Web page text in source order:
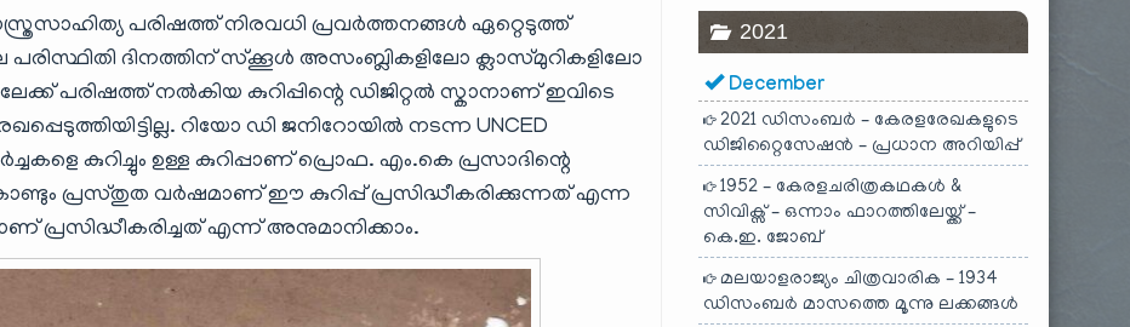
പരിഷത്ത് നിരവധി പ്രവർത്തനങ്ങൾ ഏറ്റെടുത്ത്
പരിസ്ഥിതി ദിനത്തിന് സ്ക്കൂൾ അസംബ്ലികളിലോ ക്ലാസ്മുറികളിലോ
പരിഷത്ത് നൽകിയ കുറിപ്പിന്റെ ഡിജിറ്റൽ സ്കാനാണ് ഇവിടെ
.റിയോ ഡി ജനിറോയിൽ നടന്നUNCED
കുറിച്ചും ഉള്ള കുറിപ്പാണ് പ്രൊഫ.എം.കെ പ്രസാദിന്റെ
പ്രസ്തുത വർഷമാണ് ഈ കുറിപ്പ് പ്രസിദ്ധീകരിക്കുന്നത് എന്ന
പ്രസിദ്ധീകരിച്ചത് എന്ന് അനുമാനിക്കാം.
2021
December
2021 ഡിസംബർ – കേരളരേഖകളുടെ
ഡിജിറ്റൈസേഷൻ – പ്രധാന അറിയിപ്പ്
1952 – കേരളചരിത്രകഥകൾ &
സിവിക്സ് – ഒന്നാം ഫാറത്തിലേയ്ക്ക് –
കെ.ഇ. ജോബ്
മലയാളരാജ്യം ചിത്രവാരിക – 1934
ഡിസംബർ മാസത്തെ മൂന്നു ലക്കങ്ങൾ